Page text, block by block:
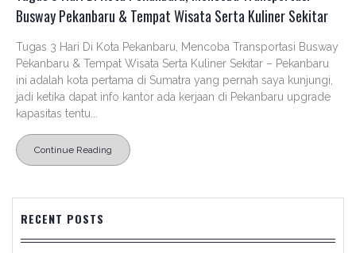
Busway Pekanbaru & Tempat Wisata Serta Kuliner Sekitar
Tugas 3 Hari Di Kota Pekanbaru, Mencoba Transportasi Busway
Pekanbaru & Tempat Wisata Serta Kuliner Sekitar – Pekanbaru
ini adalah kota pertama di Sumatra yang pernah saya kunjungi,
jadi ketika dapat info kantor ada kerjaan di Pekanbaru upgrade
kapasitas tentu...
Continue Reading
RECENT POSTS